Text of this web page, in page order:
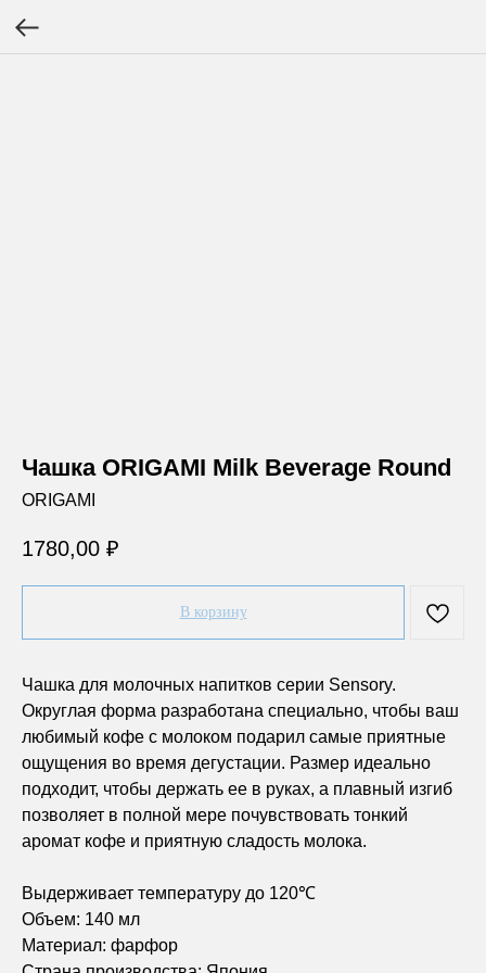
Чашка ORIGAMI Milk Beverage Round
ORIGAMI
1780,00 ₽
В корзину
Чашка для молочных напитков серии Sensory.
Округлая форма разработана специально, чтобы ваш
любимый кофе с молоком подарил самые приятные
ощущения во время дегустации. Размер идеально
подходит, чтобы держать ее в руках, а плавный изгиб
позволяет в полной мере почувствовать тонкий
аромат кофе и приятную сладость молока.
Выдерживает температуру до 120℃
Объем: 140 мл
Материал: фарфор